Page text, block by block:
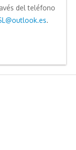
del teléfono
.